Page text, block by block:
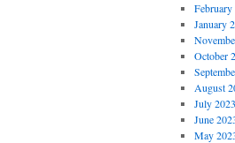
February
January
October
August
July 2023
June
May